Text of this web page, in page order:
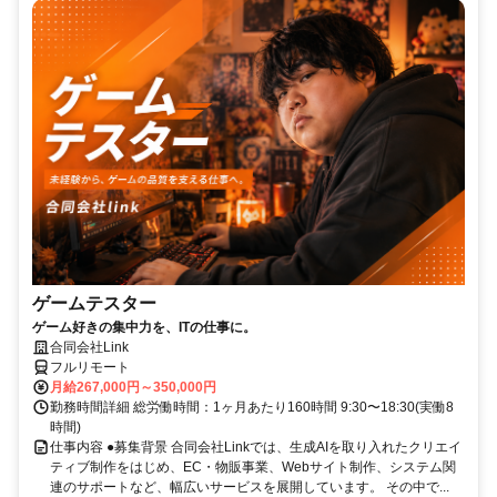
ゲームテスター
ゲーム好きの集中力を、ITの仕事に。
合同会社Link
フルリモート
月給267,000円～350,000円
勤務時間詳細 総労働時間：1ヶ月あたり160時間 9:30〜18:30(実働8
時間)
仕事内容 ●募集背景 合同会社Linkでは、生成AIを取り入れたクリエイ
ティブ制作をはじめ、EC・物販事業、Webサイト制作、システム関
連のサポートなど、幅広いサービスを展開しています。 その中で...